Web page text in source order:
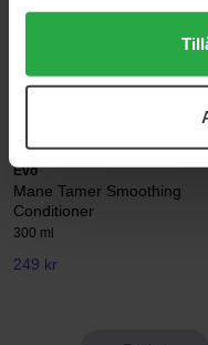
Genom att trycka på
alla cookies, medan
användningen av
samt vår
Evo
200 ml
Evo
Mane Tamer Smoothing
Conditioner
300 ml
249 kr